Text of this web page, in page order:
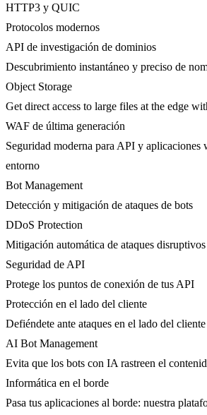
HTTP3 y QUIC
Protocolos modernos
API de investigación de dominios
Descubrimiento instantáneo y preciso de
Object Storage
Get direct access to large files at the edge
WAF de última generación
Seguridad moderna para API y aplicaciones
entorno
Bot Management
Detección y mitigación de ataques de bots
DDoS Protection
Mitigación automática de ataques
Seguridad de API
Protege los puntos de conexión de tus API
Protección en el lado del cliente
Defiéndete ante ataques en el lado del cliente
AI Bot Management
Evita que los bots con IA rastreen el
Informática en el borde
Pasa tus aplicaciones al borde: nuestra